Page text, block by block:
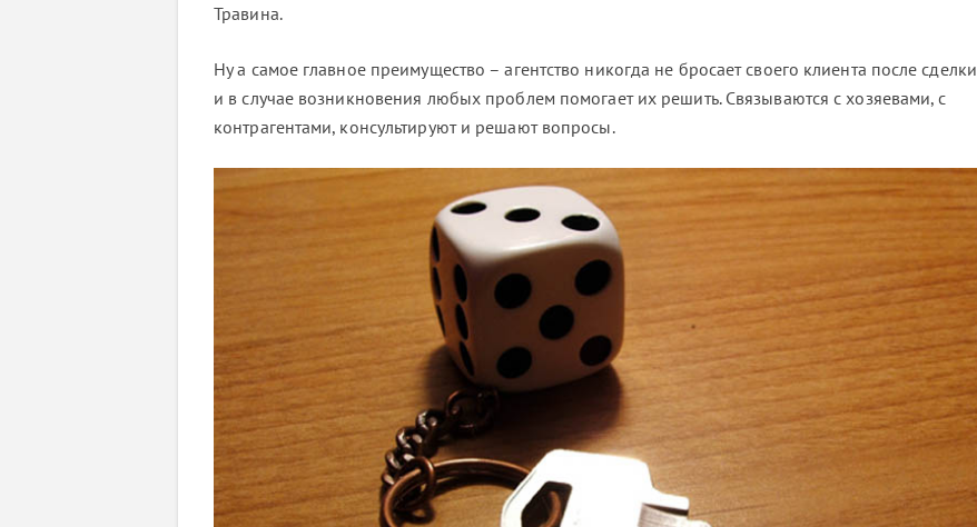
Травина.
Ну а самое главное преимущество – агентство никогда не бросает своего клиента после сделки
и в случае возникновения любых проблем помогает их решить. Связываются с хозяевами, с
контрагентами, консультируют и решают вопросы.